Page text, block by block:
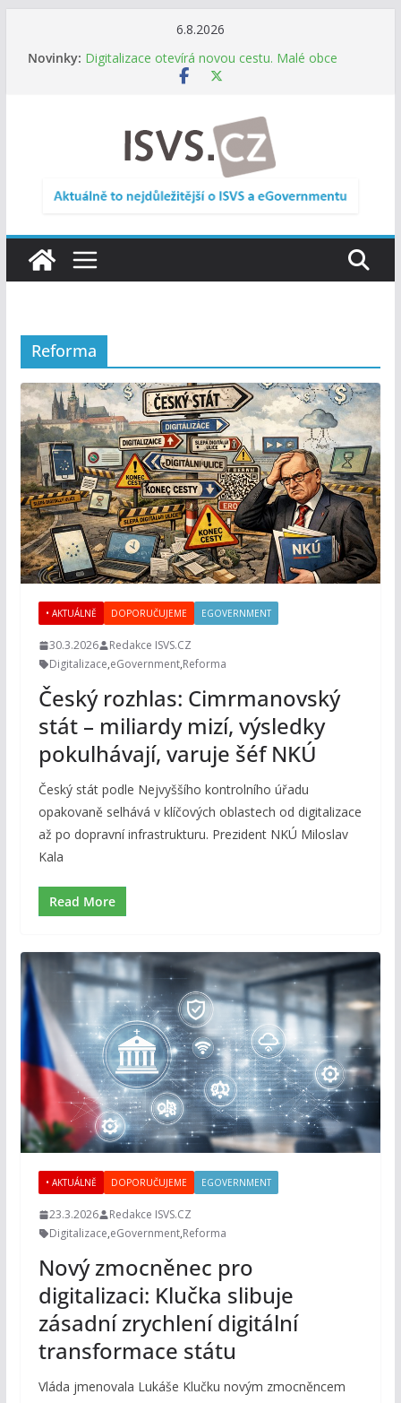
6.8.2026
Novinky: Informace o obcích vždy po ruce. SMS ČR spouští
novou mobilní aplikaci
Digitalizace otevírá novou cestu. Malé obce
DIA: Stát poprvé v historii zapojuje širokou
veřejnost do testování digitálních služeb
DIA: Informační systém dlouhodobého řízení
(ISDŘ) je od července v plném provozu
RVIS – Výbor pro architekturu a řízení ICT
Reforma
• AKTUÁLNĚ DOPORUČUJEME EGOVERNMENT
30.3.2026
Redakce ISVS.CZ
Digitalizace,eGovernment,Reforma
Český rozhlas: Cimrmanovský
stát – miliardy mizí, výsledky
pokulhávají, varuje šéf NKÚ
Český stát podle Nejvyššího kontrolního úřadu
opakovaně selhává v klíčových oblastech od digitalizace
až po dopravní infrastrukturu. Prezident NKÚ Miloslav
Kala
Read More
• AKTUÁLNĚ DOPORUČUJEME EGOVERNMENT
23.3.2026
Redakce ISVS.CZ
Digitalizace,eGovernment,Reforma
Nový zmocněnec pro
digitalizaci: Klučka slibuje
zásadní zrychlení digitální
transformace státu
Vláda jmenovala Lukáše Klučku novým zmocněncem